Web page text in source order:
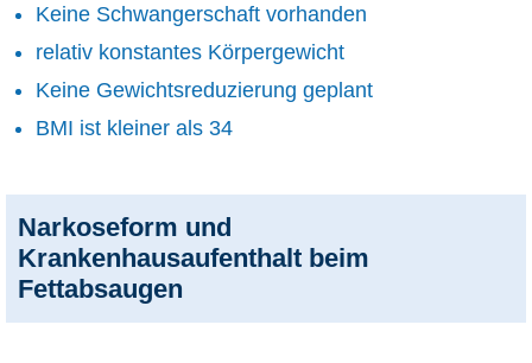
Keine Schwangerschaft vorhanden
relativ konstantes Körpergewicht
Keine Gewichtsreduzierung geplant
BMI ist kleiner als 34
Narkoseform und
Krankenhausaufenthalt beim
Fettabsaugen